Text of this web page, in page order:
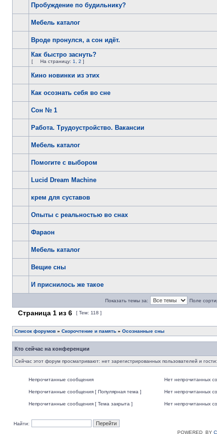
Пробуждение по будильнику?
Мебель каталог
Вроде пронулся, а сон идёт.
Как быстро заснуть?
[ На страницу: 1 2 ]
Кино новинки из этих
Как осознать себя во сне
Сон № 1
Работа. Трудоустройство. Вакансии
Мебель каталог
Помогите с выбором
Lucid Dream Machine
крем для суставов
Опыты с реальностью во снах
Фараон
Мебель каталог
Вещие сны
И приснилось же такое
Показать темы за: Поле
Страница 1 из 6 [ Тем: 118 ]
Список форумов » Скорочтение и память » Осознанные сны
Кто сейчас на конференции
Сейчас этот форум просматривают: нет зарегистрированных пользователей и
Непрочитанные сообщения Нет непрочитанных
Непрочитанные сообщения [ Популярная тема ] Нет непрочитанных
Непрочитанные сообщения [ Тема закрыта ] Нет непрочитанных
Найти:
POWERED_BY